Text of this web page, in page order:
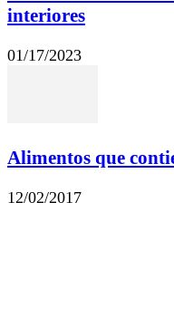
interiores
01/17/2023
Alimentos que
12/02/2017